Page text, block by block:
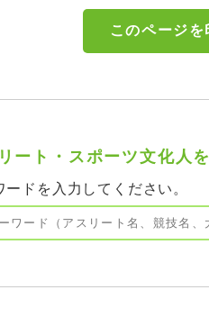
ート・スポーツ文化人を
ードを入力してください。